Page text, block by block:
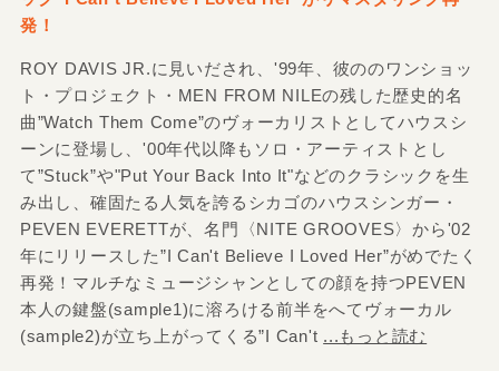
発！
ROY DAVIS JR.に見いだされ、'99年、彼ののワンショッ
ト・プロジェクト・MEN FROM NILEの残した歴史的名
曲”Watch Them Come”のヴォーカリストとしてハウスシ
ーンに登場し、'00年代以降もソロ・アーティストとし
て”Stuck”や"Put Your Back Into It"などのクラシックを生
み出し、確固たる人気を誇るシカゴのハウスシンガー・
PEVEN EVERETTが、名門〈NITE GROOVES〉から'02
年にリリースした”I Can't Believe I Loved Her”がめでたく
再発！マルチなミュージシャンとしての顔を持つPEVEN
本人の鍵盤(sample1)に溶ろける前半をへてヴォーカル
(sample2)が立ち上がってくる”I Can't ...もっと読む